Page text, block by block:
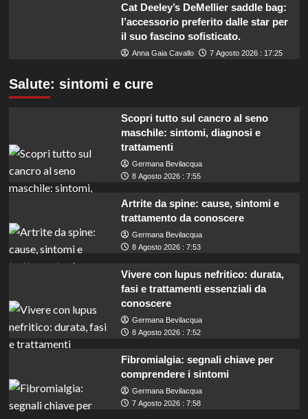
Cat Deeley’s DeMellier saddle bag:
l’accessorio preferito dalle star per
il suo fascino sofisticato.
Anna Gaia Cavallo 7 Agosto 2026 : 17:25
Salute: sintomi e cure
Scopri tutto sul cancro al seno
maschile: sintomi, diagnosi e
trattamenti
Germana Bevilacqua
8 Agosto 2026 : 7:55
Artrite da spine: cause, sintomi e
trattamento da conoscere
Germana Bevilacqua
8 Agosto 2026 : 7:53
Vivere con lupus nefritico: durata,
fasi e trattamenti essenziali da
conoscere
Germana Bevilacqua
8 Agosto 2026 : 7:52
Fibromialgia: segnali chiave per
comprendere i sintomi
Germana Bevilacqua
7 Agosto 2026 : 7:58